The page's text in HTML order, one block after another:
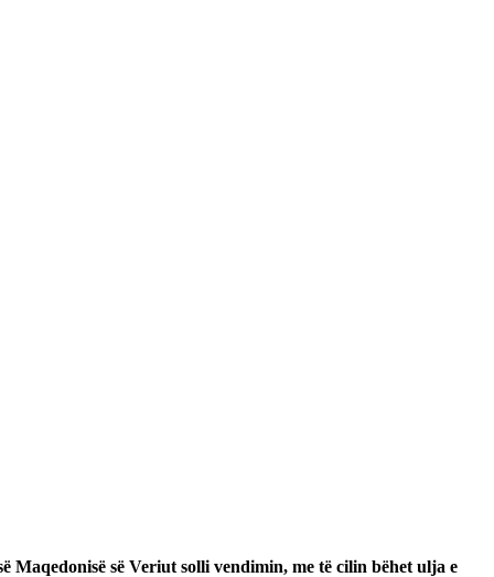
së Veriut solli vendimin, me të cilin bëhet ulja e